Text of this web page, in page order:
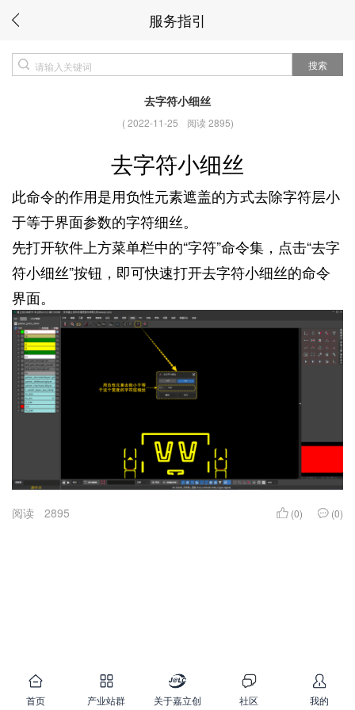
服务指引
搜索
去字符小细丝
(2022-11-25 阅读 2895)
去字符小细丝
此命令的作用是用负性元素遮盖的方式去除字符层小
于等于界面参数的字符细丝。
先打开软件上方菜单栏中的“字符”命令集，点击“去字
符小细丝”按钮，即可快速打开去字符小细丝的命令
界面。
阅读 2895 (0) (0)
首页 产业站群 关于嘉立创 社区 我的